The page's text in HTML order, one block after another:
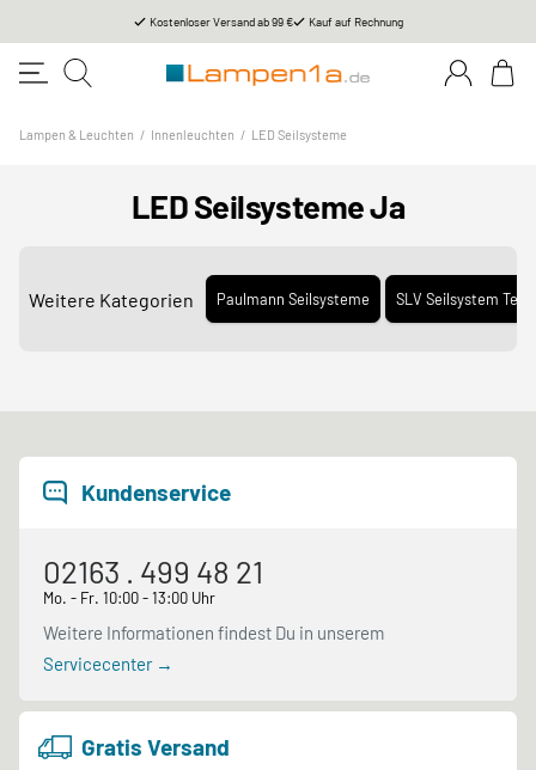
Kostenloser Versand ab 99 € Kauf auf Rechnung
Lampen & Leuchten / Innenleuchten / LED Seilsysteme
LED Seilsysteme Ja
Weitere Kategorien Paulmann Seilsysteme SLV Seilsystem
Kundenservice
02163 . 499 48 21
Mo. - Fr. 10:00 - 13:00 Uhr
Weitere Informationen findest Du in unserem
Servicecenter →
Gratis Versand